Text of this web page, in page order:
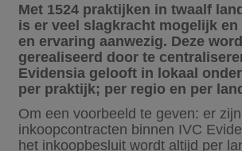
Met 1524 praktijken in twaalf
is er veel slagkracht mogelijk en
en ervaring aanwezig. Deze
gerealiseerd door te
Evidensia gelooft in lokaal
per praktijk; per regio en per
Om een voorbeeld te geven: er
inkoopcontracten binnen IVC
het inkoopbesluit wordt altijd per